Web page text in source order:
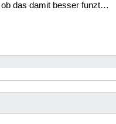
ob das damit besser funzt…